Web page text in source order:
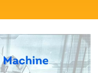
豆腐製作, 豆腐製作設備,
出售, 豆腐機械, 豆腐機
器, 豆腐機器設備, 豆漿
, 蔬菜豆腐機器設備, 小型
腐製造機 業務用